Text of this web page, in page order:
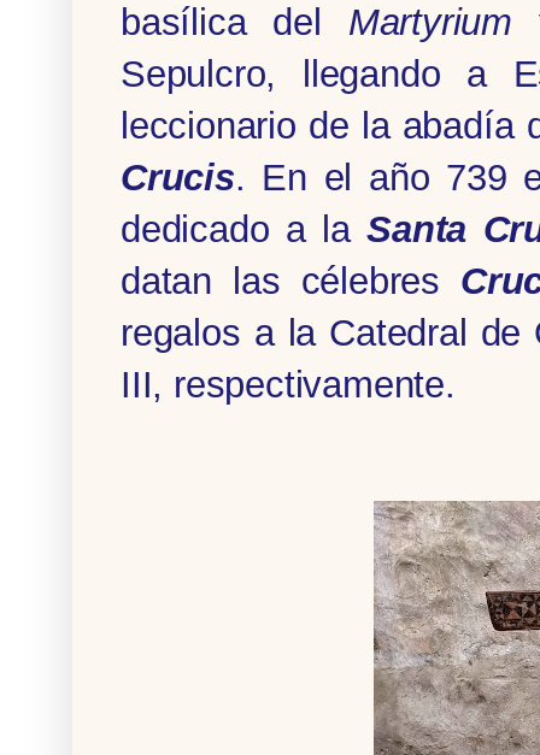
basílica del Martyrium
Sepulcro, llegando a
leccionario de la
Crucis. En el año 739
dedicado a laSanta
datan las célebres
regalos a la Catedral
III, respectivamente.